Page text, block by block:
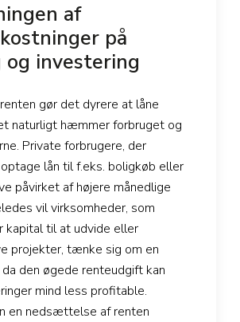
af
på
investering
gør det dyrere at låne
naturligt hæmmer forbruget og
Private forbrugere, der
lån til f.eks. boligkøb eller
påvirket af højere månedlige
vil virksomheder, som
kapital til at udvide eller
projekter, tænke sig om en
den øgede renteudgift kan
mind less profitable.
en nedsættelse af renten